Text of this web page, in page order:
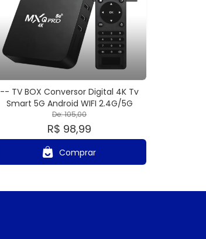
-- TV BOX Conversor Digital 4K Tv
Smart 5G Android WIFI 2.4G/5G
De: 105,00
R$ 98,99
Comprar